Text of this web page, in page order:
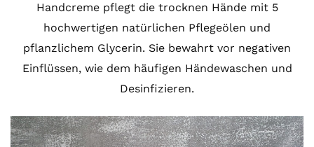
Handcreme pflegt die trocknen Hände mit 5
hochwertigen natürlichen Pflegeölen und
pflanzlichem Glycerin. Sie bewahrt vor negativen
Einflüssen, wie dem häufigen Händewaschen und
Desinfizieren.